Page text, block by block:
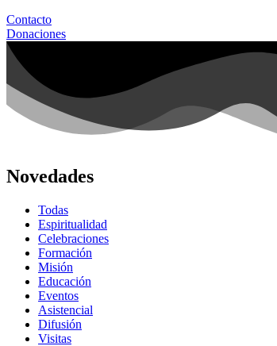
Contacto
Donaciones
Novedades
Todas
Espiritualidad
Celebraciones
Formación
Misión
Educación
Eventos
Asistencial
Difusión
Visitas